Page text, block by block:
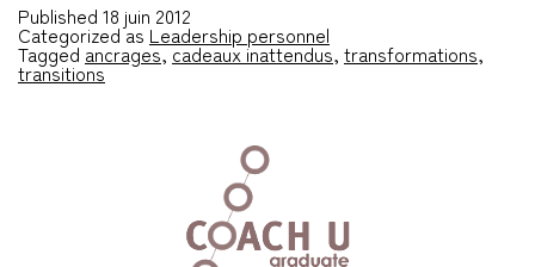
Published 18 juin 2012
Categorized as Leadership personnel
Tagged ancrages,cadeaux inattendus, transformations,
transitions